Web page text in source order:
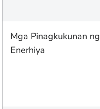
Mga Pinagkukunan ng
Enerhiya